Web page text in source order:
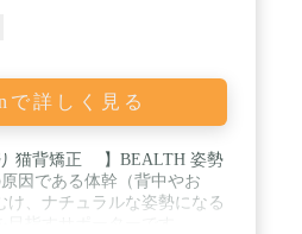
ベルトに針を通すための穴は
で固定できるので、サイズ調
ットです。 一般的にはベルト
のが基本です。メッシュベ
です。 また、ブラック系や
ルトは、どんな色の服や靴
用頻度が高いのでおすすめで
で詳しく見る
猫背矯正 】BEALTH 姿勢
因である体幹（背中やお
け、ナチュラルな姿勢になる